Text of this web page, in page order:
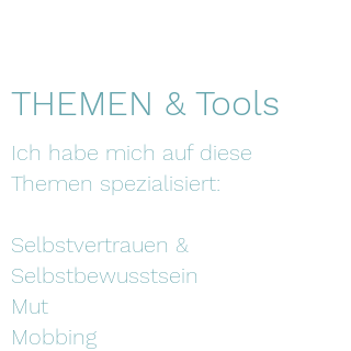
THEMEN & Tools
Ich habe mich auf diese
Themen spezialisiert:
Selbstvertrauen &
Selbstbewusstsein
Mut
Mobbing